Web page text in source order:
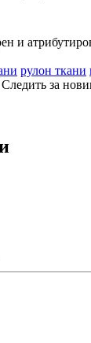
и
рулон ткани
Следить за